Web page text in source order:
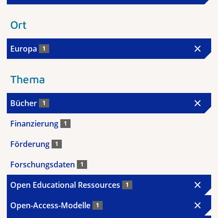
Ort
Europa 1
Thema
Bücher 1
Finanzierung 1
Förderung 1
Forschungsdaten 1
Open Educational Ressources 1
Open-Access-Modelle 1